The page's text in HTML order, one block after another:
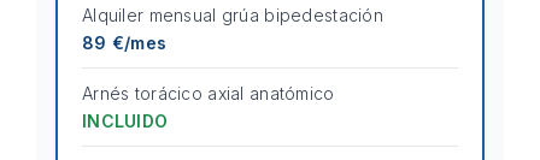
Alquiler mensual grúa bipedestación
89 €/mes
Arnés torácico axial anatómico
INCLUIDO